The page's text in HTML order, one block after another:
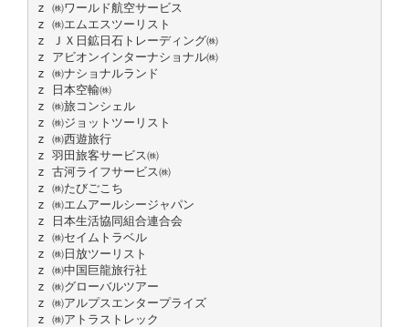
z ㈱ワールド航空サービス
z ㈱エムエスツーリスト
z ＪＸ日鉱日石トレーディング㈱
z アビオンインターナショナル㈱
z ㈱ナショナルランド
z 日本空輸㈱
z ㈱旅コンシェル
z ㈱ジョットツーリスト
z ㈱西遊旅行
z 羽田旅客サービス㈱
z 古河ライフサービス㈱
z ㈱たびごこち
z ㈱エムアールシージャパン
z 日本生活協同組合連合会
z ㈱セイムトラベル
z ㈱日放ツーリスト
z ㈱中国巨龍旅行社
z ㈱グローバルツアー
z ㈱アルプスエンタープライズ
z ㈱アトラストレック